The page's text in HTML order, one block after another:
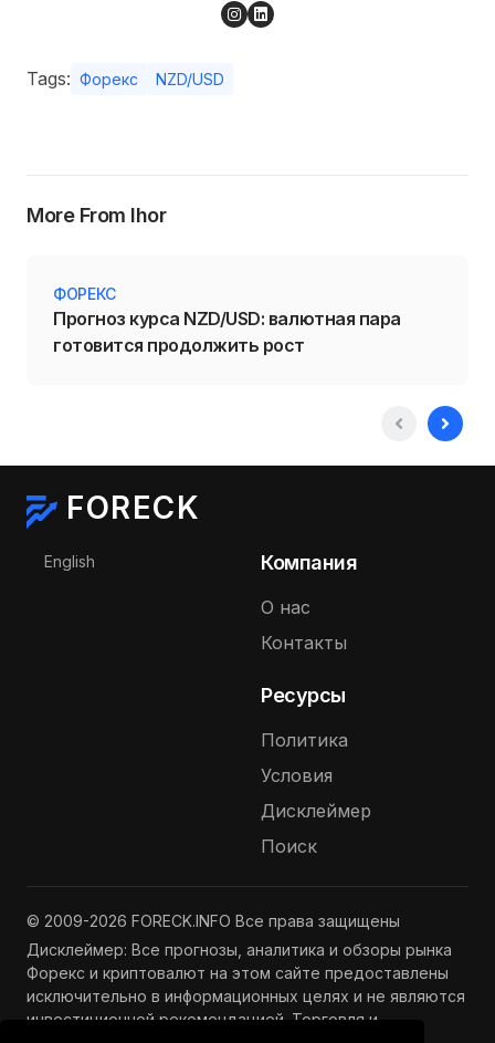
Tags: Форекс NZD/USD
More From Ihor
ФОРЕКС
Прогноз курса NZD/USD: валютная пара
готовится продолжить рост
FORECK
Выберите язык
English Компания
О нас
Контакты
Ресурсы
Политика
Условия
Дисклеймер
Поиск
© 2009-2026 FORECK.INFO Все права защищены
Дисклеймер: Все прогнозы, аналитика и обзоры рынка
Форекс и криптовалют на этом сайте предоставлены
исключительно в информационных целях и не являются
инвестиционной рекомендацией. Торговля и